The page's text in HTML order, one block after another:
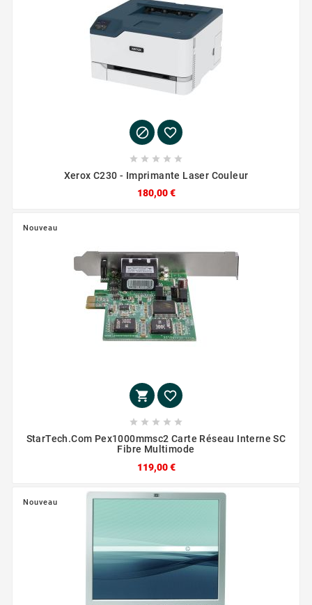
 
    
Xerox C230 - Imprimante Laser Couleur
180,00 €
Nouveau
 
    
StarTech.com Pex1000mmsc2 Carte Réseau Interne SC
Fibre Multimode
119,00 €
Nouveau